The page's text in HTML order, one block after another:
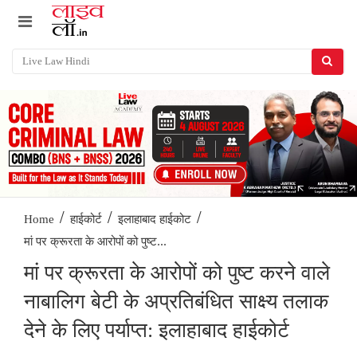
Home / हाईकोर्ट / इलाहाबाद हाईकोट /
मां पर क्रूरता के आरोपों को पुष्ट...
मां पर क्रूरता के आरोपों को पुष्ट करने वाले
नाबालिग बेटी के अप्रतिबंधित साक्ष्य तलाक
देने के लिए पर्याप्त: इलाहाबाद हाईकोर्ट